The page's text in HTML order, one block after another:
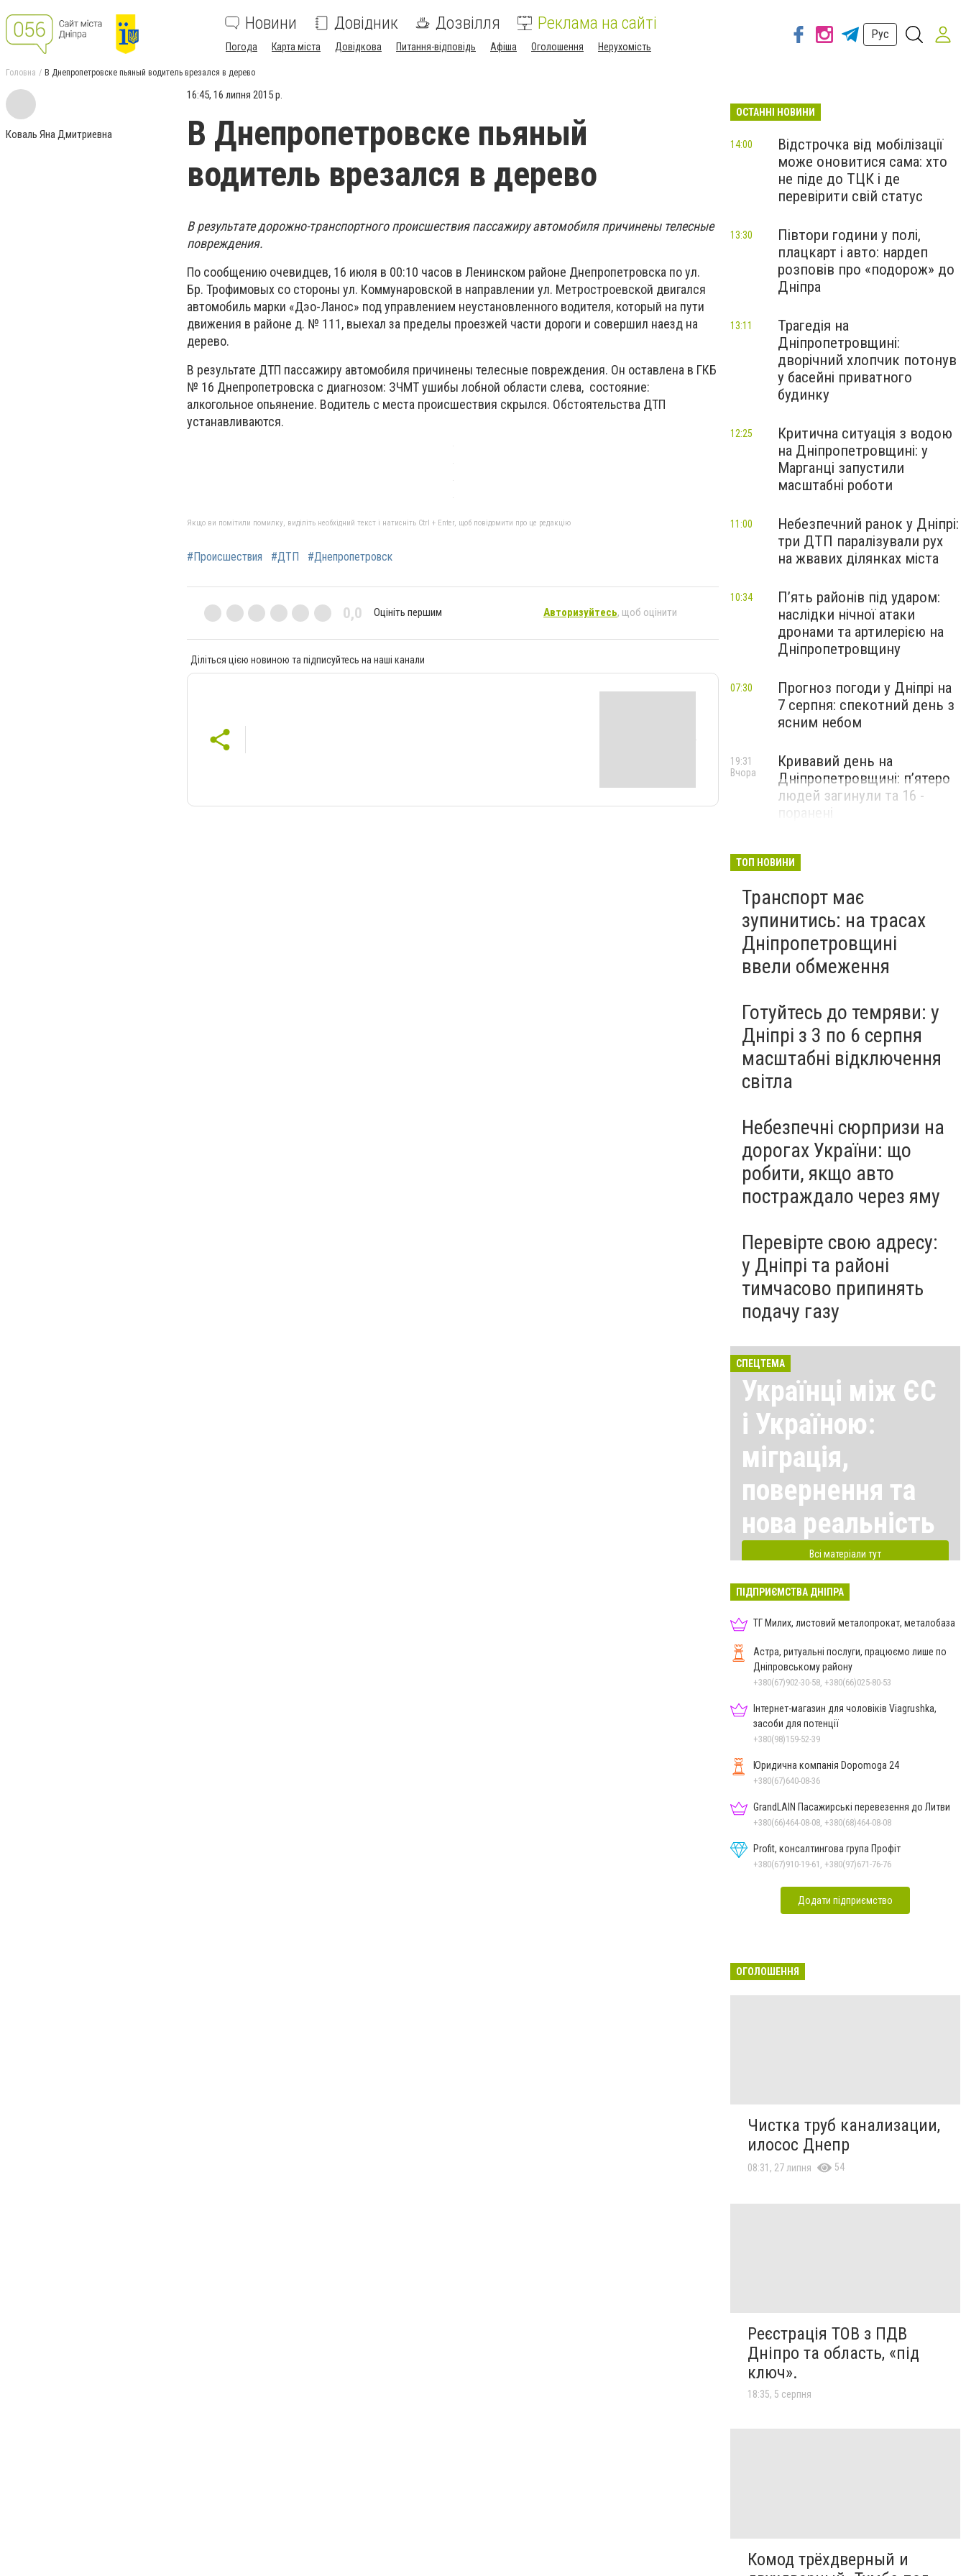
Новини Довідник Дозвілля Реклама на сайті
Погода Карта міста Довідкова Питання-відповідь Афіша Оголошення Нерухомість
Рус
Головна В Днепропетровске пьяный водитель врезался в дерево
Коваль Яна Дмитриевна
16:45, 16 липня 2015 р.
В Днепропетровске пьяный
водитель врезался в дерево
В результате дорожно-транспортного происшествия пассажиру автомобиля причинены телесные
повреждения.
По сообщению очевидцев, 16 июля в 00:10 часов в Ленинском районе Днепропетровска по ул.
Бр. Трофимовых со стороны ул. Коммунаровской в ​​направлении ул. Метростроевской двигался
автомобиль марки «Дэо-Ланос» под управлением неустановленного водителя, который на пути
движения в районе д. № 111, выехал за пределы проезжей части дороги и совершил наезд на
дерево.
В результате ДТП пассажиру автомобиля причинены телесные повреждения. Он оставлена ​​в ГКБ
№ 16 Днепропетровска с диагнозом: ЗЧМТ ушибы лобной области слева, состояние:
алкогольное опьянение. Водитель с места происшествия скрылся. Обстоятельства ДТП
устанавливаются.
Якщо ви помітили помилку, виділіть необхідний текст і натисніть Ctrl + Enter, щоб повідомити про це редакцію
#Происшествия #ДТП #Днепропетровск
0,0 Оцініть першим Авторизуйтесь, щоб оцінити
Діліться цією новиною та підписуйтесь на наші канали
ОСТАННІ НОВИНИ
Відстрочка від мобілізації
може оновитися сама: хто
не піде до ТЦК і де
перевірити свій статус
14:00
Півтори години у полі,
плацкарт і авто: нардеп
розповів про «подорож» до
Дніпра
13:30
Трагедія на
Дніпропетровщині:
дворічний хлопчик потонув
у басейні приватного
будинку
13:11
Критична ситуація з водою
на Дніпропетровщині: у
Марганці запустили
масштабні роботи
12:25
Небезпечний ранок у Дніпрі:
три ДТП паралізували рух
на жвавих ділянках міста
11:00
П’ять районів під ударом:
наслідки нічної атаки
дронами та артилерією на
Дніпропетровщину
10:34
Прогноз погоди у Дніпрі на
7 серпня: спекотний день з
ясним небом
07:30
Кривавий день на
Дніпропетровщині: п’ятеро
людей загинули та 16 -
19:31
Вчора
ТОП НОВИНИ
Транспорт має
зупинитись: на трасах
Дніпропетровщині
ввели обмеження
Готуйтесь до темряви: у
Дніпрі з 3 по 6 серпня
масштабні відключення
світла
Небезпечні сюрпризи на
дорогах України: що
робити, якщо авто
постраждало через яму
Перевірте свою адресу:
у Дніпрі та районі
тимчасово припинять
подачу газу
СПЕЦТЕМА
Українці між ЄС
і Україною:
міграція,
повернення та
нова реальність
Всі матеріали тут
ПІДПРИЄМСТВА ДНІПРА
ТГ Милих, листовий металопрокат, металобаза
Астра, ритуальні послуги, працюємо лише по
Дніпровському району
+380(67)902-30-58, +380(66)025-80-53
Інтернет-магазин для чоловіків Viagrushka,
засоби для потенції
+380(98)159-52-39
Юридична компанія Dopomoga 24
+380(67)640-08-36
GrandLAIN Пасажирські перевезення до Литви
+380(66)464-08-08, +380(68)464-08-08
Profit, консалтингова група Профіт
+380(67)910-19-61, +380(97)671-76-76
Додати підприємство
ОГОЛОШЕННЯ
Чистка труб канализации,
илосос Днепр
08:31, 27 липня 54
Реєстрація ТОВ з ПДВ
Дніпро та область, «під
ключ».
18:35, 5 серпня
Комод трёхдверный и